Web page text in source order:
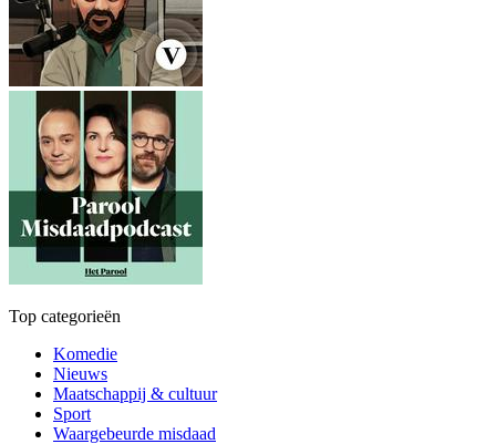
Top categorieën
Komedie
Nieuws
Maatschappij & cultuur
Sport
Waargebeurde misdaad